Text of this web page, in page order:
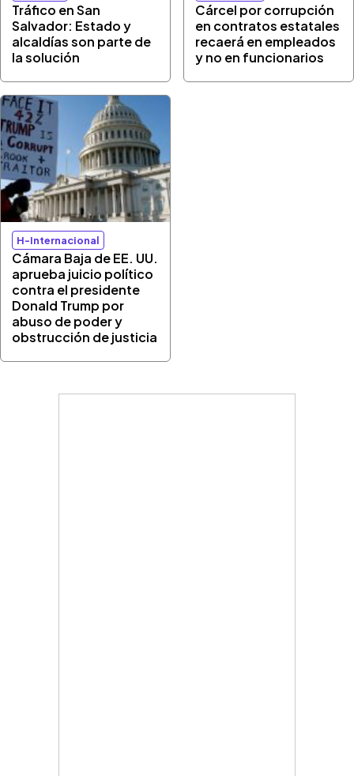
Tráfico en San
Salvador: Estado y
alcaldías son parte de
la solución
Cárcel por corrupción
en contratos estatales
recaerá en empleados
y no en funcionarios
H-Internacional
Cámara Baja de EE. UU.
aprueba juicio político
contra el presidente
Donald Trump por
abuso de poder y
obstrucción de justicia